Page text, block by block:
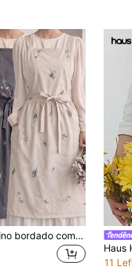
Avental feminino bordado com flores (1 peça), cintura ajustável, tecido leve e macio, com bolso, ideal para jardinagem, pintura, meninas, donas de casa, floristas e trabalho.
11